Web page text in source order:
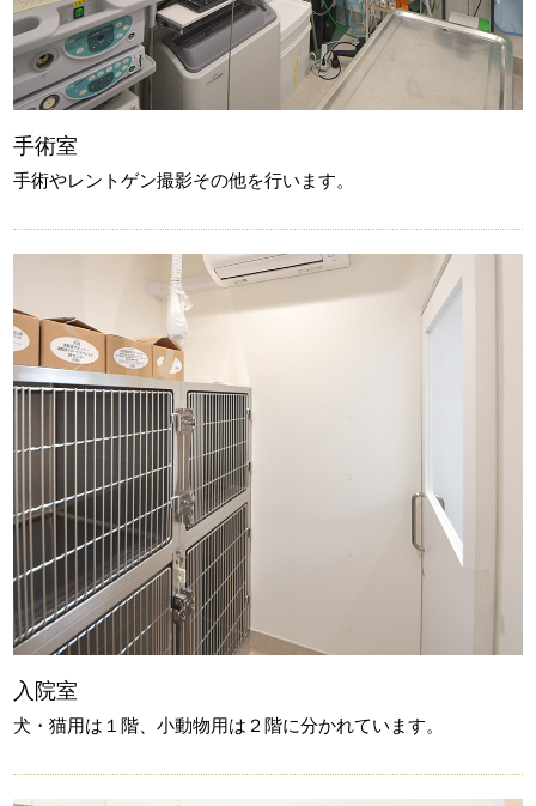
手術室
手術やレントゲン撮影その他を行います。
入院室
犬・猫用は１階、小動物用は２階に分かれています。